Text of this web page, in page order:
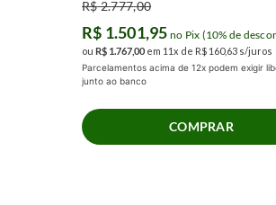
R$2.777,00
R$ 1.501,95 no Pix (10% de
ou R$ 1.76700 em 11x de R$ 160,63 s/juros
Parcelamentos acima de 12x podem exigir
junto ao banco
COMPRAR